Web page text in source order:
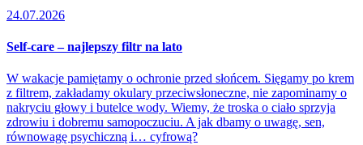
24.07.2026
Self-care – najlepszy filtr na lato
W wakacje pamiętamy o ochronie przed słońcem. Sięgamy po krem
z filtrem, zakładamy okulary przeciwsłoneczne, nie zapominamy o
nakryciu głowy i butelce wody. Wiemy, że troska o ciało sprzyja
zdrowiu i dobremu samopoczuciu. A jak dbamy o uwagę, sen,
równowagę psychiczną i… cyfrową?